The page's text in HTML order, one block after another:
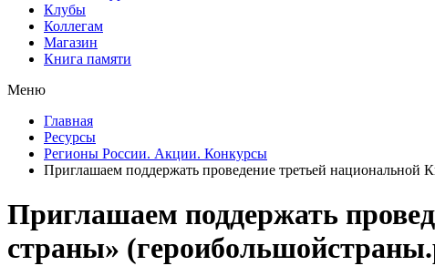
Клубы
Коллегам
Магазин
Книга памяти
Меню
Главная
Ресурсы
Регионы России. Акции. Конкурсы
Приглашаем поддержать проведение третьей
Приглашаем поддержать
страны»